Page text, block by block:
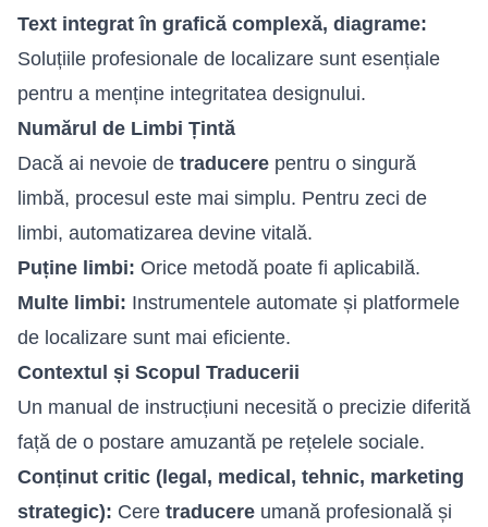
Text integrat în grafică complexă, diagrame:
Soluțiile profesionale de localizare sunt esențiale
pentru a menține integritatea designului.
Numărul de Limbi Țintă
Dacă ai nevoie de traducere pentru o singură
limbă, procesul este mai simplu. Pentru zeci de
limbi, automatizarea devine vitală.
Puține limbi: Orice metodă poate fi aplicabilă.
Multe limbi: Instrumentele automate și platformele
de localizare sunt mai eficiente.
Contextul și Scopul Traducerii
Un manual de instrucțiuni necesită o precizie diferită
față de o postare amuzantă pe rețelele sociale.
Conținut critic (legal, medical, tehnic, marketing
strategic): Cere traducere umană profesională și